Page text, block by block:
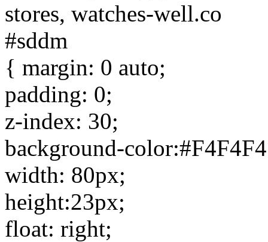
stores, watches-well.co
#sddm
{ margin: 0 auto;
padding: 0;
z-index: 30;
background-
width: 80px;
height:23px;
float: right;